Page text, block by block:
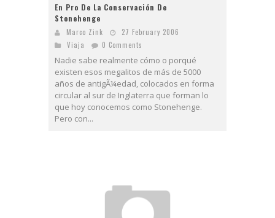
En Pro De La Conservación De
Stonehenge
Marco Zink
27 February 2006
Viaja
0 Comments
Nadie sabe realmente cómo o porqué
existen esos megalitos de más de 5000
años de antigÃ¼edad, colocados en forma
circular al sur de Inglaterra que forman lo
que hoy conocemos como Stonehenge.
Pero con...